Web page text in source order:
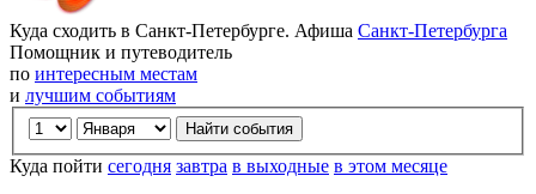
Куда сходить в Санкт-Петербурге. Афиша Санкт-Петербурга
Помощник и путеводитель
по интересным местам
и лучшим событиям
Куда пойти сегодня завтра в выходные в этом месяце